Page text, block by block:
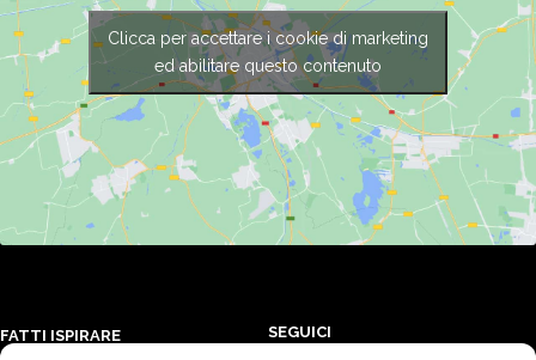
Clicca per accettare i cookie di marketing
ed abilitare questo contenuto
FATTI ISPIRARE SEGUICI